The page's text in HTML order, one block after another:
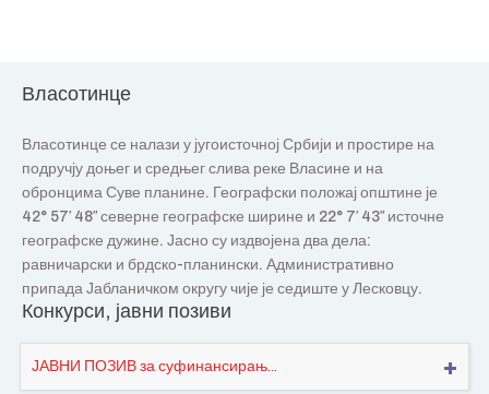
Власотинце
Власотинце се налази у југоисточној Србији и простире на
подручју доњег и средњег слива реке Власине и на
обронцима Суве планине. Географски положај општине је
42° 57′ 48″ северне географске ширине и 22° 7′ 43″ источне
географске дужине. Јасно су издвојена два дела:
равничарски и брдско-планински. Административно
припада Јабланичком округу чије је седиште у Лесковцу.
Конкурси, јавни позиви
ЈАВНИ ПОЗИВ за суфинансирањ...